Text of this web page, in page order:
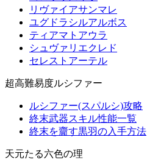
リヴァイアサンマレ
ユグドラシルアルボス
ティアマトアウラ
シュヴァリエクレド
セレストアーテル
超高難易度ルシファー
ルシファー(スパルシ)攻略
終末武器スキル性能一覧
終末を齎す黒羽の入手方法
天元たる六色の理